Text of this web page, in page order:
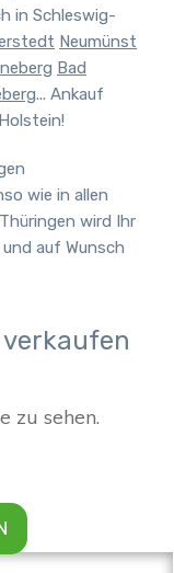
in Schleswig-
Neumünst
Bad
... Ankauf
wie in allen
wird Ihr
auf Wunsch